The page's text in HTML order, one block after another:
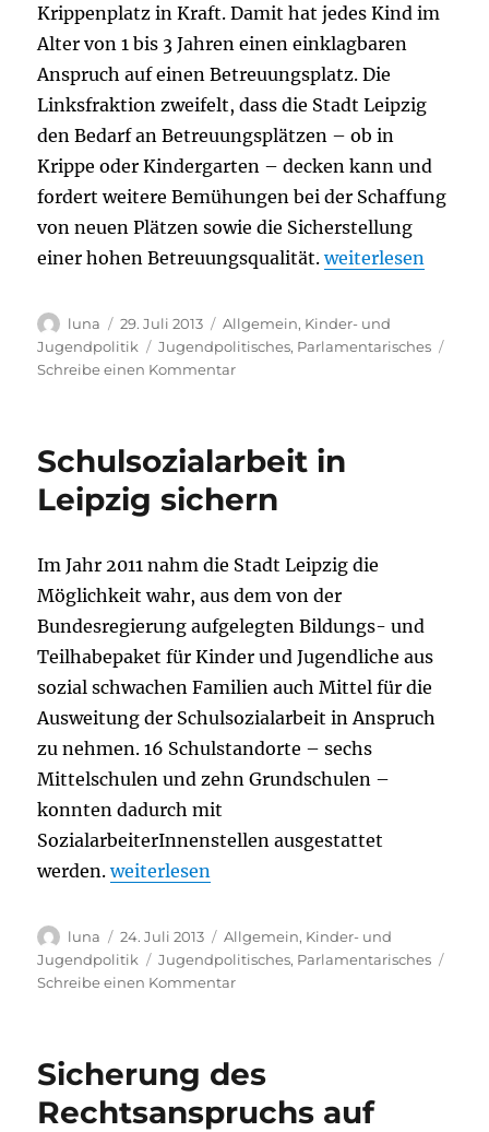
Krippenplatz in Kraft. Damit hat jedes Kind im
Alter von 1 bis 3 Jahren einen einklagbaren
Anspruch auf einen Betreuungsplatz. Die
Linksfraktion zweifelt, dass die Stadt Leipzig
den Bedarf an Betreuungsplätzen – ob in
Krippe oder Kindergarten – decken kann und
fordert weitere Bemühungen bei der Schaffung
von neuen Plätzen sowie die Sicherstellung
einer hohen Betreuungsqualität.„Platzmangel in
weiterlesen
Autor
luna
Veröffentlicht
am
29. Juli 2013 Kategorien
Allgemein, Kinder- und
Jugendpolitik
Schlagwörter
Jugendpolitisches, Parlamentarisches
Schreibe einen Kommentarzu
zum
Schulsozialarbeit in
Leipzig sichern
Im Jahr 2011 nahm die Stadt Leipzig die
Möglichkeit wahr, aus dem von der
Bundesregierung aufgelegten Bildungs- und
Teilhabepaket für Kinder und Jugendliche aus
sozial schwachen Familien auch Mittel für die
Ausweitung der Schulsozialarbeit in Anspruch
zu nehmen. 16 Schulstandorte – sechs
Mittelschulen und zehn Grundschulen –
konnten dadurch mit
SozialarbeiterInnenstellen ausgestattet
werden.„Schulsozialarbeit in Leipzig sichern“
weiterlesen
Autor
luna
Veröffentlicht
am
24. Juli 2013 Kategorien
Allgemein, Kinder- und
Jugendpolitik
Schlagwörter
Jugendpolitisches, Parlamentarisches
Schreibe einen Kommentarzu
sichern
Sicherung des
Rechtsanspruchs auf